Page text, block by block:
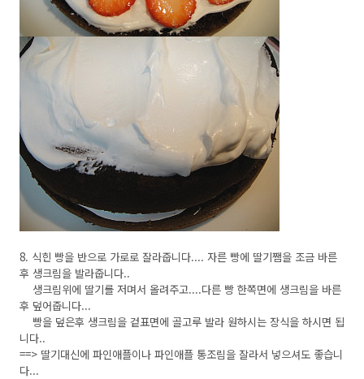
8. 식힌 빵을 반으로 가로로 잘라줍니다.... 자른 빵에 딸기쨈을 조금 바른
후 생크림을 발라줍니다..
생크림위에 딸기를 저며서 올려주고....다른 빵 한쪽면에 생크림을 바른
후 덮어줍니다...
빵을 덮은후 생크림을 겉표면에 골고루 발라 원하시는 장식을 하시면 됩
니다..
==> 딸기대신에 파인애플이나 파인애플 통조림을 잘라서 넣으셔도 좋습니
다...